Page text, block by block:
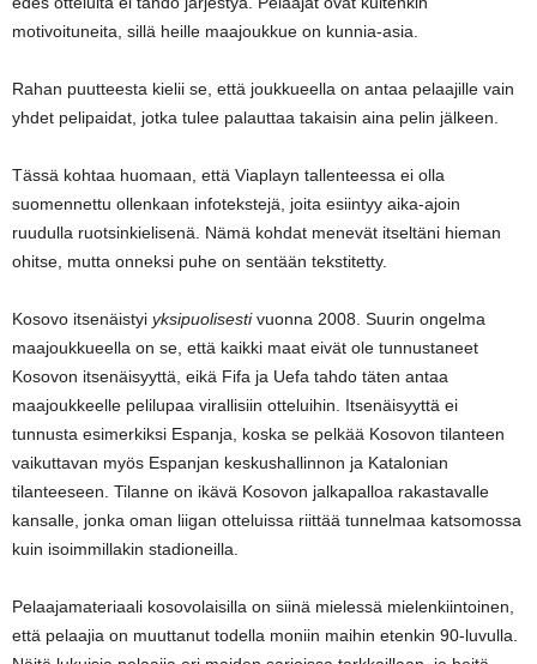
motivoituneita, sillä heille maajoukkue on kunnia-asia.
Rahan puutteesta kielii se, että joukkueella on antaa pelaajille vain
yhdet pelipaidat, jotka tulee palauttaa takaisin aina pelin jälkeen.
Tässä kohtaa huomaan, että Viaplayn tallenteessa ei olla
suomennettu ollenkaan infotekstejä, joita esiintyy aika-ajoin
ruudulla ruotsinkielisenä. Nämä kohdat menevät itseltäni hieman
ohitse, mutta onneksi puhe on sentään tekstitetty.
Kosovo itsenäistyi yksipuolisestivuonna 2008. Suurin ongelma
maajoukkueella on se, että kaikki maat eivät ole tunnustaneet
Kosovon itsenäisyyttä, eikä Fifa ja Uefa tahdo täten antaa
maajoukkeelle pelilupaa virallisiin otteluihin. Itsenäisyyttä ei
tunnusta esimerkiksi Espanja, koska se pelkää Kosovon tilanteen
vaikuttavan myös Espanjan keskushallinnon ja Katalonian
tilanteeseen. Tilanne on ikävä Kosovon jalkapalloa rakastavalle
kansalle, jonka oman liigan otteluissa riittää tunnelmaa katsomossa
kuin isoimmillakin stadioneilla.
Pelaajamateriaali kosovolaisilla on siinä mielessä mielenkiintoinen,
että pelaajia on muuttanut todella moniin maihin etenkin 90-luvulla.